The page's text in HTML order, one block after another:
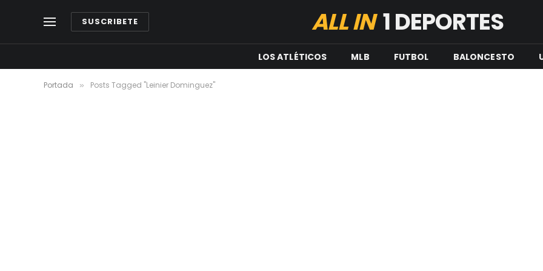
SUSCRIBETE ALL IN1 DEPORTES
LOS ATLÉTICOS MLB FUTBOL BALONCESTO
Portada » Posts Tagged "Leinier Dominguez"